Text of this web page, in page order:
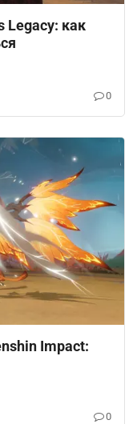
Legacy: как
0
Impact:
0